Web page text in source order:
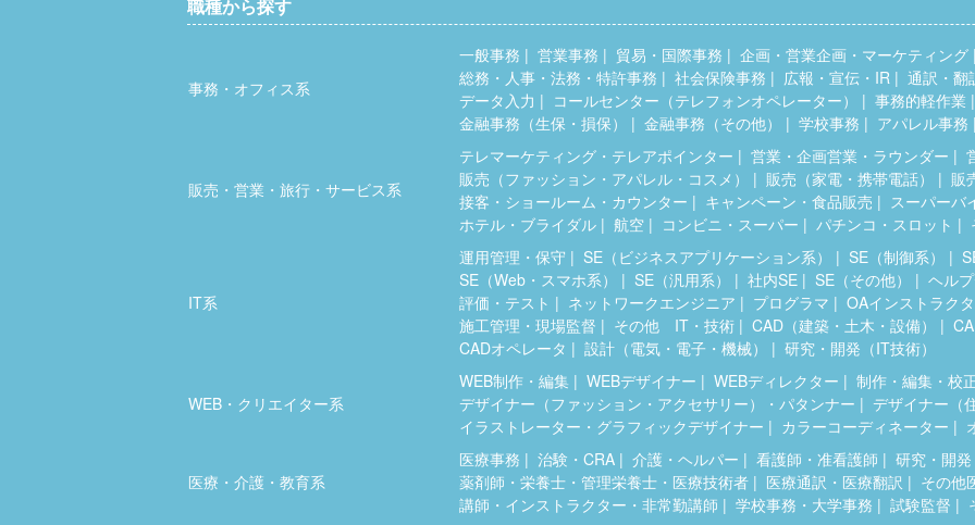
職種から探す
事務・オフィス系
一般事務 営業事務 貿易・国際事務
企画・営業企画・マーケティング
総務・人事・法務・特許事務
社会保険事務 広報・宣伝・IR
通訳・翻
データ入力
コールセンター（テレフォンオペレーター）
事務的軽作業
金融事務（生保・損保）
金融事務（その他） 学校事務 アパレル事務
販売・営業・旅行・サービス系
テレマーケティング・テレアポインター 営業・企画営業・ラウンダー
販売（ファッション・アパレル・コスメ）
販売（家電・携帯電話）
販
接客・ショールーム・カウンター
キャンペーン・食品販売
スーパーバ
ホテル・ブライダル
航空 コンビニ・スーパー パチンコ・スロット
IT系
運用管理・保守 SE（ビジネスアプリケーション系） SE（制御系）
SE（Web・スマホ系）
SE（汎用系） 社内SE SE（その他）
ヘル
評価・テスト
ネットワークエンジニア プログラマ
OAインストラク
施工管理・現場監督
その他 IT・技術 CAD（建築・土木・設備）
CADオペレータ
設計（電気・電子・機械） 研究・開発（IT技術）
WEB・クリエイター系
WEB制作・編集 WEBデザイナー WEBディレクター
制作・編集・校
デザイナー（ファッション・アクセサリー）・パタンナー
デザイナー（
イラストレーター・グラフィックデザイナー
カラーコーディネーター
医療・介護・教育系
医療事務 治験・CRA 介護・ヘルパー 看護師・准看護師
研究・開
薬剤師・栄養士・管理栄養士・医療技術者
医療通訳・医療翻訳
その他
講師・インストラクター・非常勤講師
学校事務・大学事務 試験監督